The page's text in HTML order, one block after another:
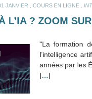
JANVIER COURS EN LIGNE
L’IA ? ZOOM
"La formation
l’intelligence
années par les
[…]